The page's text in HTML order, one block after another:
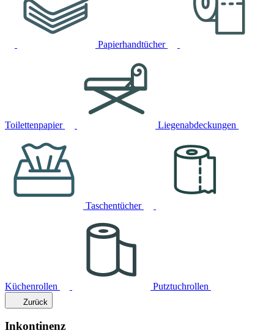
Papierhandtücher
Toilettenpapier Liegenabdeckungen
Taschentücher
Küchenrollen Putztuchrollen
Zurück
Inkontinenz